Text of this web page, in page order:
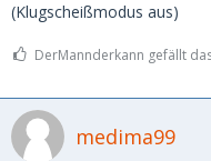
(Klugscheißmodus aus)
DerMannderkann gefällt
medima99